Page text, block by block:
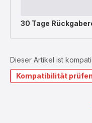
30 Tage
Dieser Artikel ist
Kompatibilität prüfen